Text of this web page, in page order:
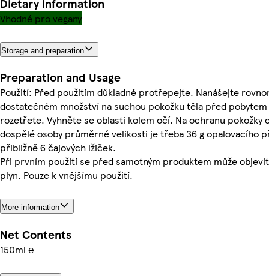
Vhodné pro vegany
Storage and preparation
Preparation and Usage
Použití: Před použitím důkladně protřepejte. Nanášejte
dostatečném množství na suchou pokožku těla před
rozetřete. Vyhněte se oblasti kolem očí. Na ochranu pokožky
dospělé osoby průměrné velikosti je třeba 36 g opalovacího
přibližně 6 čajových lžiček.
Při prvním použití se před samotným produktem může
plyn. Pouze k vnějšímu použití.
More information
Net Contents
150ml ℮